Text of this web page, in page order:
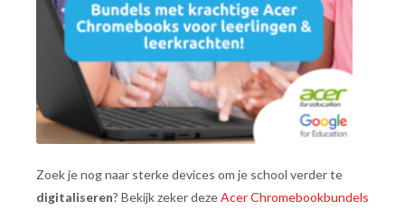
Zoek je nog naar sterke devices om je school verder te
digitaliseren? Bekijk zeker dezeAcer Chromebookbundels